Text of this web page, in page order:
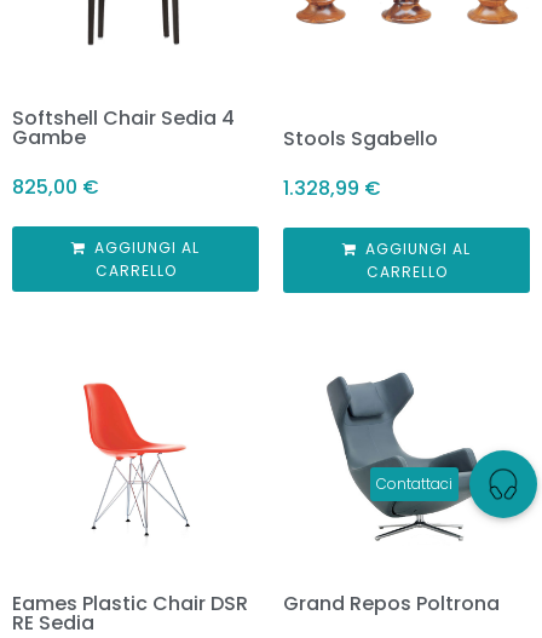
Softshell Chair Sedia 4
Gambe
825,00 €
AGGIUNGI AL
CARRELLO
Stools Sgabello
1.328,99 €
AGGIUNGI AL
CARRELLO
Eames Plastic Chair DSR
RE Sedia
Grand Repos Poltrona